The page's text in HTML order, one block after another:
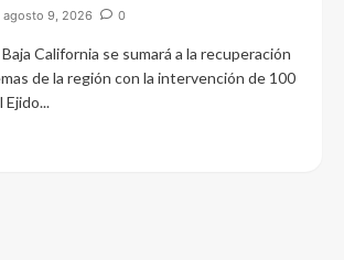
agosto 9, 2026 0
California se sumará a la recuperación
de la región con la intervención de 100
Ejido...